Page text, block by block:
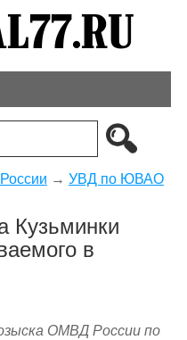
→ УВД по ЮВАО
Кузьминки
в
ОМВД России по